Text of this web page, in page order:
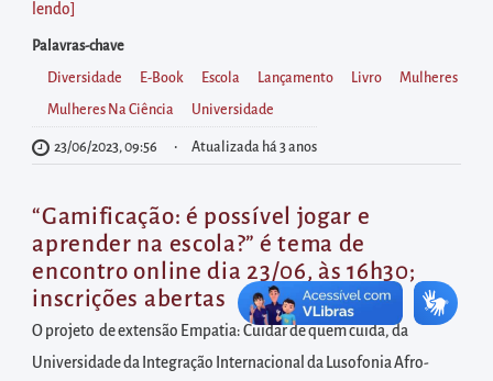
realizar
buscas
internas
Acessar
diretamente
informações
postas
no
rodapé
lendo
Palavras-chave
Diversidade E-Book Escola Lançamento Livro Mulheres
Mulheres Na Ciência Universidade
23/06/2023, 09:56 Atualizada há 3 anos
“Gamificação: é possível jogar e
aprender na escola?” é tema de
encontro online dia 23/06, às 16h30;
inscrições abertas
O projeto de extensão Empatia: Cuidar de quem cuida, da
Universidade da Integração Internacional da Lusofonia Afro-